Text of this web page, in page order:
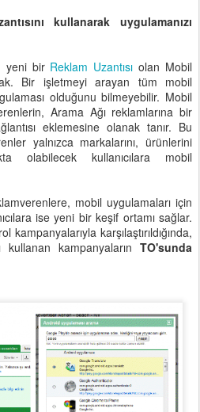
kullanarak uygulamanızı
yeni bir Reklam Uzantısı olan Mobil
Bir işletmeyi arayan tüm mobil
olduğunu bilmeyebilir. Mobil
Arama Ağı reklamlarına bir
eklemesine olanak tanır. Bu
yalnızca markalarını, ürünlerini
olabilecek kullanıcılara mobil
mobil uygulamaları için
ise yeni bir keşif ortamı sağlar.
kampanyalarıyla karşılaştırıldığında,
kullanan kampanyaların TO'sunda